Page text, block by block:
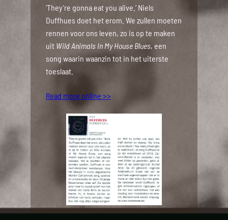
‘They’re gonna eat you alive.’ Niels
Duffhues doet het erom. We zullen moeten
rennen voor ons leven, zo is op te maken
uit Wild Animals In My House Blues, een
song waarin waanzin tot in het uiterste
toeslaat.
Read more online >>